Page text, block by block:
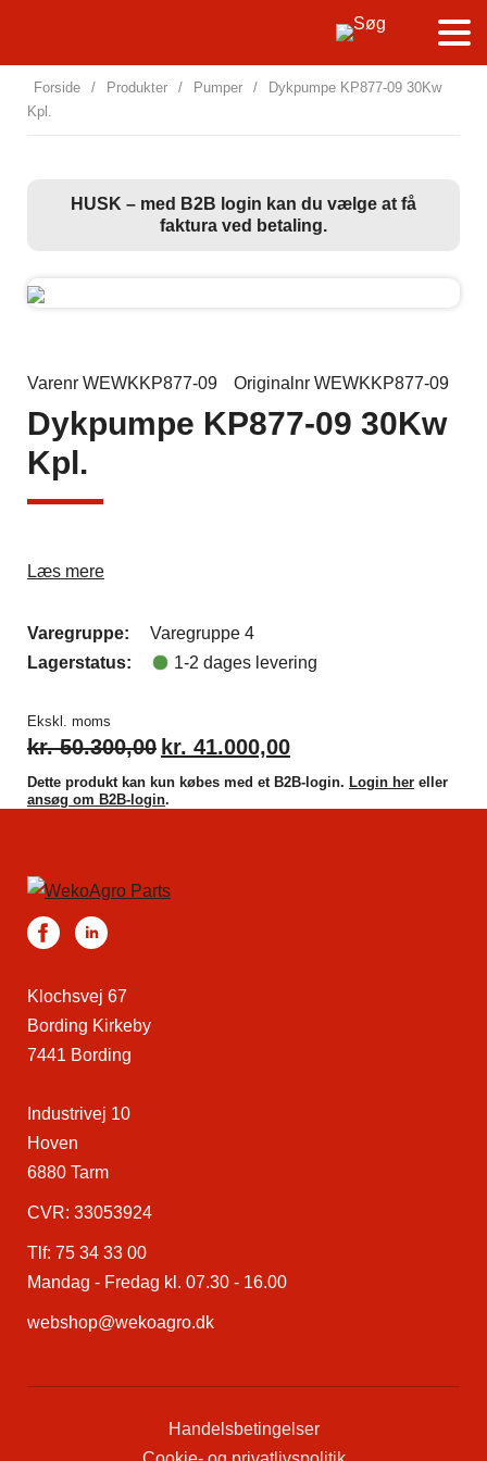
Forside / Produkter / Pumper /
Dykpumpe KP877-09 30Kw
Kpl.
HUSK – med B2B login kan du vælge at få
faktura ved betaling.
Varenr WEWKKP877-09 Originalnr WEWKKP877-09
Dykpumpe KP877-09 30Kw
Kpl.
Læs mere
Varegruppe:
Varegruppe 4
Lagerstatus:
1-2 dages levering
Ekskl. moms
kr.50.300,00 kr. 41.000,00
Dette produkt kan kun købes med et B2B-login. Login her eller
ansøg om B2B-login.
Klochsvej 67
Bording Kirkeby
7441 Bording
Industrivej 10
Hoven
6880 Tarm
CVR: 33053924
Tlf: 75 34 33 00
Mandag - Fredag kl. 07.30 - 16.00
webshop@wekoagro.dk
Handelsbetingelser